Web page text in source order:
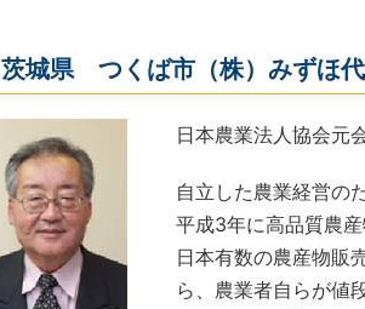
茨城県 つくば市（株）みずほ
日本農業法人協会元
自立した農業経営の
平成3年に高品質農
日本有数の農産物販
ら、農業者自らが値